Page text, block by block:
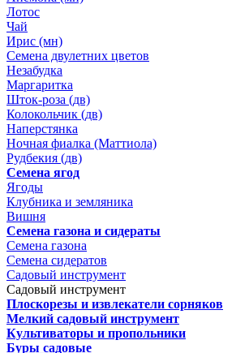
Лотос
Чай
Ирис (мн)
Семена двулетних цветов
Незабудка
Маргаритка
Шток-роза (дв)
Колокольчик (дв)
Наперстянка
Ночная фиалка (Маттиола)
Рудбекия (дв)
Семена ягод
Ягоды
Клубника и земляника
Вишня
Семена газона и сидераты
Семена газона
Семена сидератов
Садовый инструмент
Садовый инструмент
Плоскорезы и извлекатели сорняков
Мелкий садовый инструмент
Культиваторы и пропольники
Буры садовые